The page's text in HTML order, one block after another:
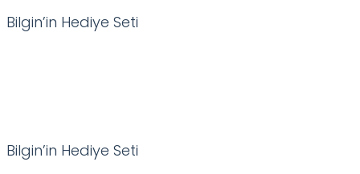
Bilgin’in Hediye Seti
Bilgin’in Hediye Seti